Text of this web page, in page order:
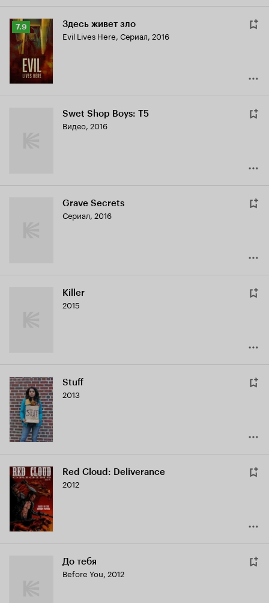
Рейтинг
Кинопоиска
7.9
7.9 Здесь живет зло
Evil Lives Here, Сериал, 2016
Swet Shop Boys: T5
Видео, 2016
Grave Secrets
Сериал, 2016
Killer
2015
Stuff
2013
Red Cloud: Deliverance
2012
До тебя
Before You, 2012